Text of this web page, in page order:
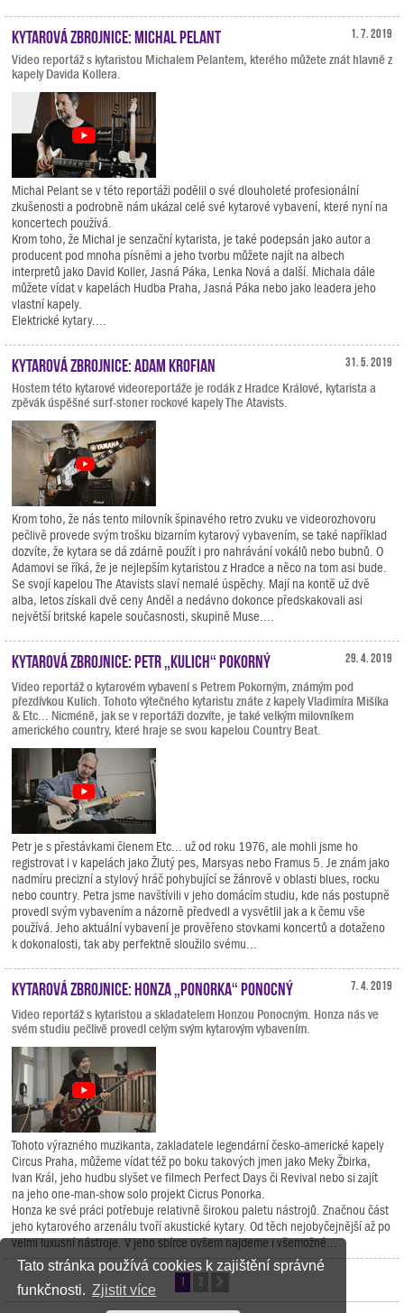
Tato stránka používá cookies k zajištění správné
funkčnosti. Zjistit více
1. 7. 2019
Kytarová zbrojnice: Michal Pelant
Video reportáž s kytaristou Michalem Pelantem, kterého můžete znát hlavně z
kapely Davida Kollera.
Michal Pelant se v této reportáži podělil o své dlouholeté profesionální
zkušenosti a podrobně nám ukázal celé své kytarové vybavení, které nyní na
koncertech používá.
Krom toho, že Michal je senzační kytarista, je také podepsán jako autor a
producent pod mnoha písněmi a jeho tvorbu můžete najít na albech
interpretů jako David Koller, Jasná Páka, Lenka Nová a další. Michala dále
můžete vídat v kapelách Hudba Praha, Jasná Páka nebo jako leadera jeho
vlastní kapely.
Elektrické kytary....
31. 5. 2019
Kytarová zbrojnice: Adam Krofian
Hostem této kytarové videoreportáže je rodák z Hradce Králové, kytarista a
zpěvák úspěšné surf-stoner rockové kapely The Atavists.
Krom toho, že nás tento milovník špinavého retro zvuku ve videorozhovoru
pečlivě provede svým trošku bizarním kytarový vybavením, se také například
dozvíte, že kytara se dá zdárně použít i pro nahrávání vokálů nebo bubnů. O
Adamovi se říká, že je nejlepším kytaristou z Hradce a něco na tom asi bude.
Se svojí kapelou The Atavists slaví nemalé úspěchy. Mají na kontě už dvě
alba, letos získali dvě ceny Anděl a nedávno dokonce předskakovali asi
největší britské kapele současnosti, skupině Muse....
29. 4. 2019
Kytarová zbrojnice: Petr „Kulich“ Pokorný
Video reportáž o kytarovém vybavení s Petrem Pokorným, známým pod
přezdívkou Kulich. Tohoto výtečného kytaristu znáte z kapely Vladimíra Mišíka
& Etc... Nicméně, jak se v reportáži dozvíte, je také velkým milovníkem
amerického country, které hraje se svou kapelou Country Beat.
Petr je s přestávkami členem Etc... už od roku 1976, ale mohli jsme ho
registrovat i v kapelách jako Žlutý pes, Marsyas nebo Framus 5. Je znám jako
nadmíru precizní a stylový hráč pohybující se žánrově v oblasti blues, rocku
nebo country. Petra jsme navštívili v jeho domácím studiu, kde nás postupně
provedl svým vybavením a názorně předvedl a vysvětlil jak a k čemu vše
používá. Jeho aktuální vybavení je prověřeno stovkami koncertů a dotaženo
k dokonalosti, tak aby perfektně sloužilo svému...
7. 4. 2019
Kytarová zbrojnice: Honza „Ponorka“ Ponocný
Video reportáž s kytaristou a skladatelem Honzou Ponocným. Honza nás ve
svém studiu pečlivě provedl celým svým kytarovým vybavením.
Tohoto výrazného muzikanta, zakladatele legendární česko-americké kapely
Circus Praha, můžeme vídat též po boku takových jmen jako Meky Žbirka,
Ivan Král, jeho hudbu slyšet ve filmech Perfect Days či Revival nebo si zajít
na jeho one-man-show solo projekt Cicrus Ponorka.
Honza ke své práci potřebuje relativně širokou paletu nástrojů. Značnou část
jeho kytarového arzenálu tvoří akustické kytary. Od těch nejobyčejnější až po
velmi luxusní nástroje. V jeho sbírce ovšem najdeme i všemožné...
1 2